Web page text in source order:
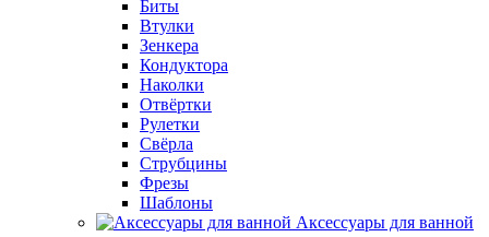
Биты
Втулки
Зенкера
Кондуктора
Наколки
Отвёртки
Рулетки
Свёрла
Струбцины
Фрезы
Шаблоны
Аксессуары для ванной